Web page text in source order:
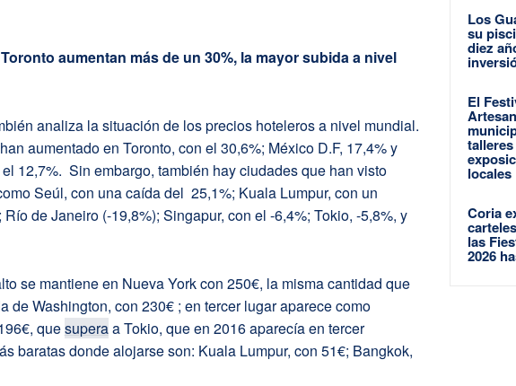
aumentan más de un 30%, la mayor subida a nivel
analiza la situación de los precios hoteleros a nivel mundial.
aumentado en Toronto, con el 30,6%; México D.F, 17,4% y
12,7%. Sin embargo, también hay ciudades que han visto
Seúl, con una caída del 25,1%; Kuala Lumpur, con un
de Janeiro (-19,8%); Singapur, con el -6,4%; Tokio, -5,8%, y
se mantiene en Nueva York con 250€, la misma cantidad que
de Washington, con 230€ ; en tercer lugar aparece como
quesuperaa Tokio, que en 2016 aparecía en tercer
baratas donde alojarse son: Kuala Lumpur, con 51€; Bangkok,
Los
su
diez
El
locales
Coria
las
2026